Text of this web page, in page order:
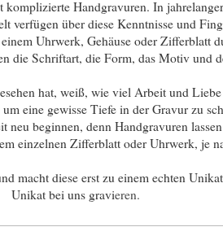
Handgravuren. In
verfügen über diese Kenntnisse und
Uhrwerk, Gehäuse oder Zifferblatt
die Schriftart, die Form, das Motiv und
hat, weiß, wie viel Arbeit und
eine gewisse Tiefe in der Gravur zu
neu beginnen, denn Handgravuren
einzelnen Zifferblatt oder Uhrwerk, je
macht diese erst zu einem echten
Unikat bei uns gravieren.